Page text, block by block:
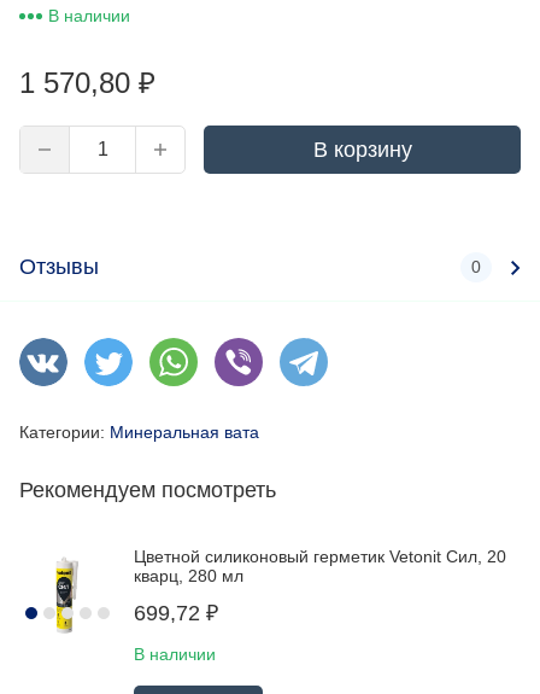
В наличии
1 570,80 ₽
В корзину
Отзывы 0
Категории: Минеральная вата
Рекомендуем посмотреть
Цветной силиконовый герметик Vetonit Сил, 20
кварц, 280 мл
699,72 ₽
В наличии